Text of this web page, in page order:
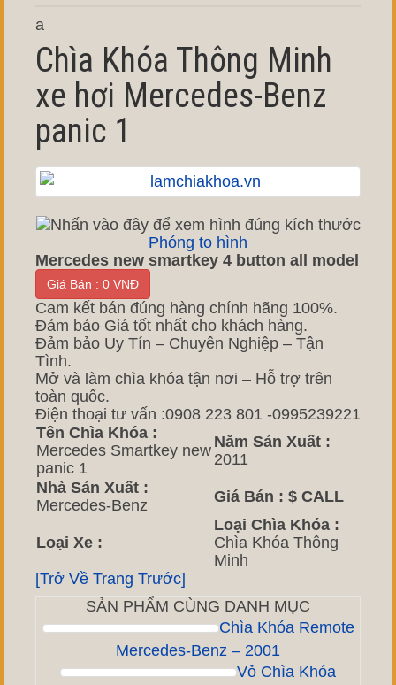
a
Chìa Khóa Thông Minh
xe hơi Mercedes-Benz
panic 1
Phóng to hình
Mercedes new smartkey 4 button all model
Giá Bán : 0 VNĐ
Cam kết bán đúng hàng chính hãng 100%.
Đảm bảo Giá tốt nhất cho khách hàng.
Đảm bảo Uy Tín – Chuyên Nghiệp – Tận
Tình.
Mở và làm chìa khóa tận nơi – Hỗ trợ trên
toàn quốc.
Điện thoại tư vấn :0908 223 801 -0995239221
Tên Chìa Khóa :
Mercedes Smartkey new
panic 1
Năm Sản Xuất :
2011
Nhà Sản Xuất :
Mercedes-Benz
Giá Bán : $ CALL
Loại Xe :
Loại Chìa Khóa :
Chìa Khóa Thông
Minh
[Trở Về Trang Trước]
SẢN PHẨM CÙNG DANH MỤC
Chìa Khóa Remote
Mercedes-Benz – 2001
Vỏ Chìa Khóa